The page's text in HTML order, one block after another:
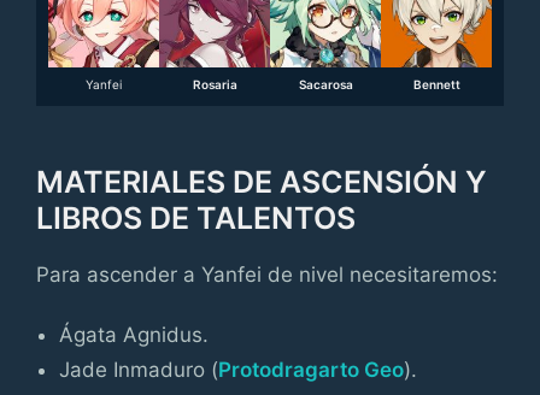
Yanfei Rosaria Sacarosa Bennett
MATERIALES DE ASCENSIÓN Y
LIBROS DE TALENTOS
Para ascender a Yanfei de nivel necesitaremos:
Ágata Agnidus.
Jade Inmaduro (Protodragarto Geo).